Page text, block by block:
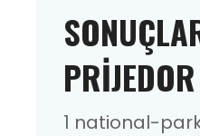
PRIJEDOR
1 national-